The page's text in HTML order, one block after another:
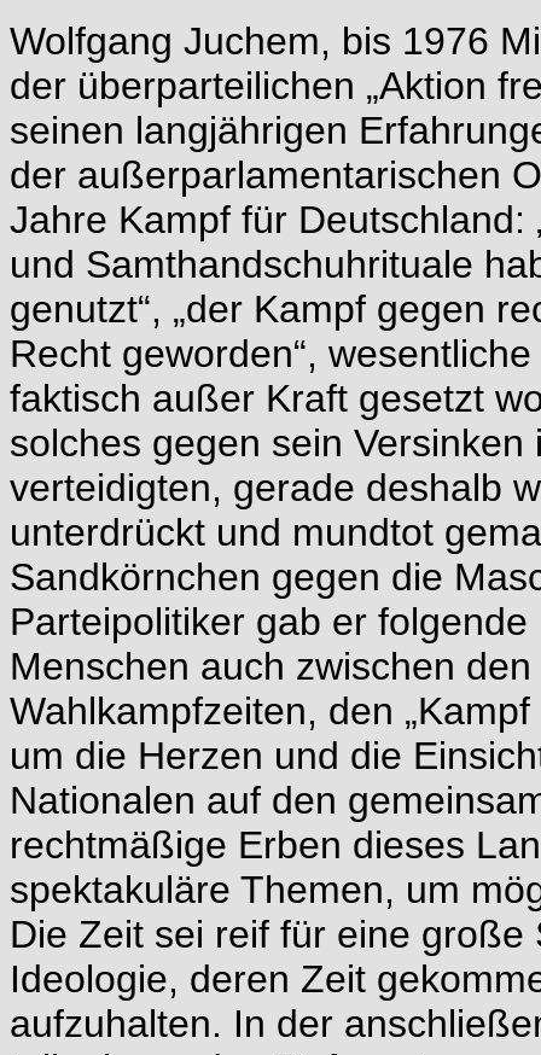
Wolfgang Juchem, bis 1976
der überparteilichen „Aktion
seinen langjährigen
der außerparlamentarischen
Jahre Kampf für
und Samthandschuhrituale
genutzt“, „der Kampf gegen
Recht geworden“,
faktisch außer Kraft gesetzt
solches gegen sein
verteidigten, gerade deshalb
unterdrückt und mundtot
Sandkörnchen gegen die
Parteipolitiker gab er
Menschen auch zwischen
Wahlkampfzeiten, den
um die Herzen und die
Nationalen auf den
rechtmäßige Erben dieses
spektakuläre Themen, um
Die Zeit sei reif für eine
Ideologie, deren Zeit
aufzuhalten. In der